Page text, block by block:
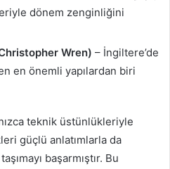
dönem zenginliğini
Wren) – İngiltere’de
en önemli yapılardan biri
teknik üstünlükleriyle
güçlü anlatımlarla da
başarmıştır. Bu